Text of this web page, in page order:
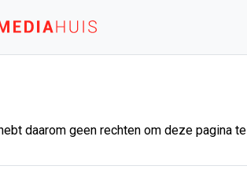
daarom geen rechten om deze pagina te